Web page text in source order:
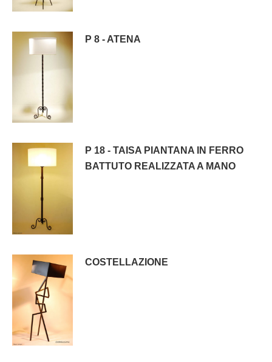
P 8 - ATENA
P 18 - TAISA PIANTANA IN FERRO
BATTUTO REALIZZATA A MANO
COSTELLAZIONE